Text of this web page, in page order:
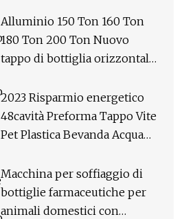
animali domestici in plastica
ad alta velocità per detersivo
Shampoo Olio Bottiglia di
per l'impianto di produzione
di stampaggio
Alluminio 150 Ton 160 Ton
180 Ton 200 Ton Nuovo
tappo di bottiglia orizzontale
iniezione Stampaggio
Punzonatura Prezzo della
macchina della pressa
2023 Risparmio energetico
48cavità Preforma Tappo Vite
Pet Plastica Bevanda Acqua
Capsula Speciale
Servomotore Stampo
Stampaggio ad iniezione
Macchina per soffiaggio di
bottiglie farmaceutiche per
animali domestici con